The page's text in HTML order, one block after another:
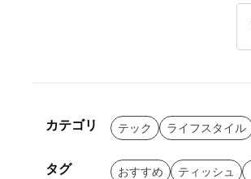
カテゴリ テック ライフスタイル
タグ おすすめ ティッシュ